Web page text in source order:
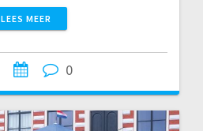
LEES MEER
0